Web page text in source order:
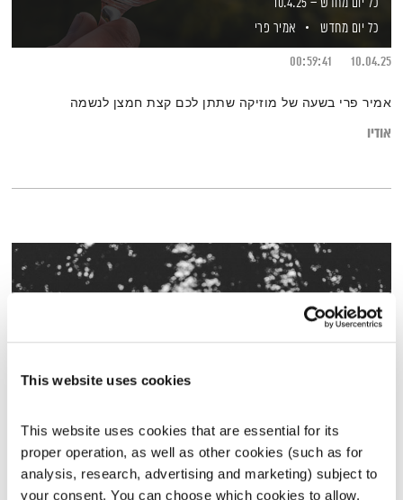
This website uses cookies
This website uses cookies that are essential for its
proper operation, as well as other cookies (such as for
analysis, research, advertising and marketing) subject to
your consent. You can choose which cookies to allow.
כל יום מחדש – 10.4.25
כל יום מחדש
אמיר פרי
10.04.25
00:59:41
אמיר פרי בשעה של מוזיקה שתתן לכם קצת חמצן לנשמה
אודיו
כל יום מחדש – ספיישל העצמה נשית – חלק ג'
כל יום מחדש
אמיר פרי